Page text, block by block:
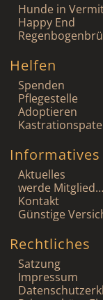
Hunde in
Happy End
Helfen
Spenden
Pflegestelle
Adoptieren
Informatives
Aktuelles
werde Mitglied…
Kontakt
Günstige
Rechtliches
Satzung
Impressum